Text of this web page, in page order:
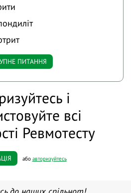
ПИТАННЯ
і
всі
Ревмотесту
або авторизуйтесь